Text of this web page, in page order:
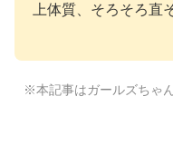
上体質、そろそ
※本記事はガールズちゃ